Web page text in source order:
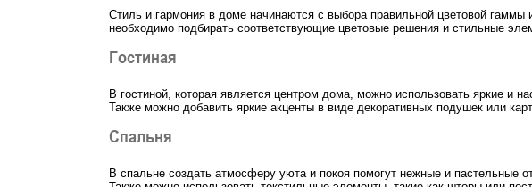
Стиль и гармония в доме начинаются с выбора правильной цветовой
необходимо подбирать соответствующие цветовые решения и стильные
Гостиная
В гостиной, которая является центром дома, можно использовать яркие и
Также можно добавить яркие акценты в виде декоративных подушек или
Спальня
В спальне создать атмосферу уюта и покоя помогут нежные и пастельные